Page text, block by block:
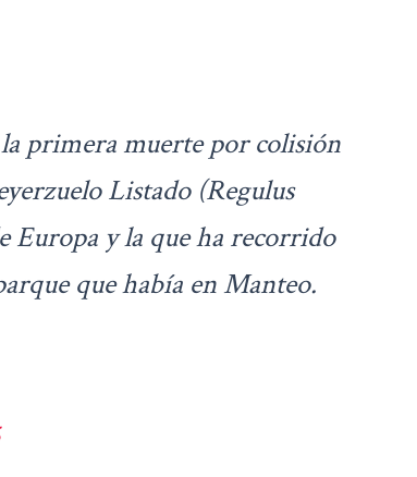
primera muerte por colisión
Listado (Regulus
Europa y la que ha recorrido
que había en Manteo.